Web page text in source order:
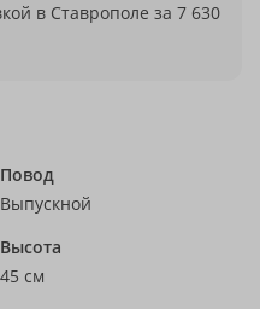
в Ставрополе за 7 630
Повод
Выпускной
Высота
45 см